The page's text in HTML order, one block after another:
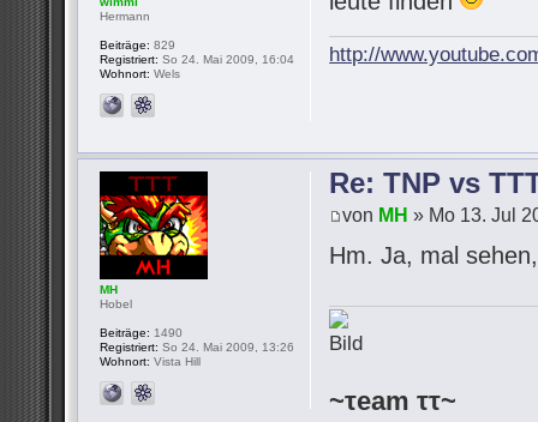
http://
Hermann
Beiträge: 829
Registriert: So 24. Mai 2009, 16:04
Wohnort: Wels
Re: TNP vs
von MH » Mo 13. Jul
Hm. Ja, mal
~τeam ττ~
MH
Hobel
Beiträge: 1490
Registriert: So 24. Mai 2009, 13:26
Wohnort: Vista Hill